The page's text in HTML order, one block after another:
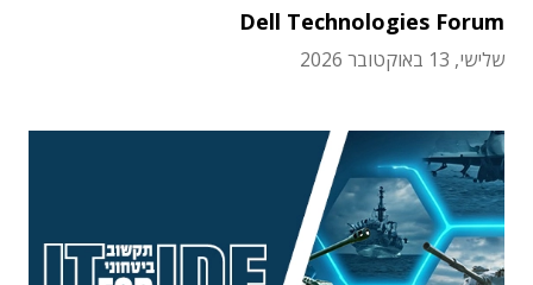
Dell Technologies Forum
שלישי, 13 באוקטובר 2026